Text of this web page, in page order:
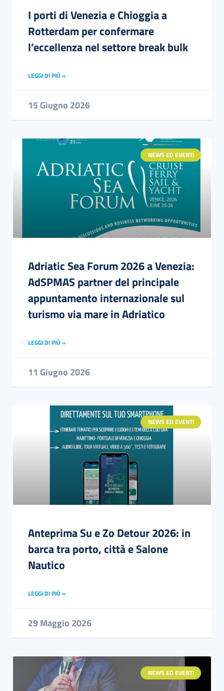
I porti di Venezia e Chioggia a
Rotterdam per confermare
l’eccellenza nel settore break bulk
LEGGI DI PIÙ »
15 Giugno 2026
NEWS ED EVENTI
Adriatic Sea Forum 2026 a Venezia:
AdSPMAS partner del principale
appuntamento internazionale sul
turismo via mare in Adriatico
LEGGI DI PIÙ »
11 Giugno 2026
NEWS ED EVENTI
Anteprima Su e Zo Detour 2026: in
barca tra porto, città e Salone
Nautico
LEGGI DI PIÙ »
29 Maggio 2026
NEWS ED EVENTI